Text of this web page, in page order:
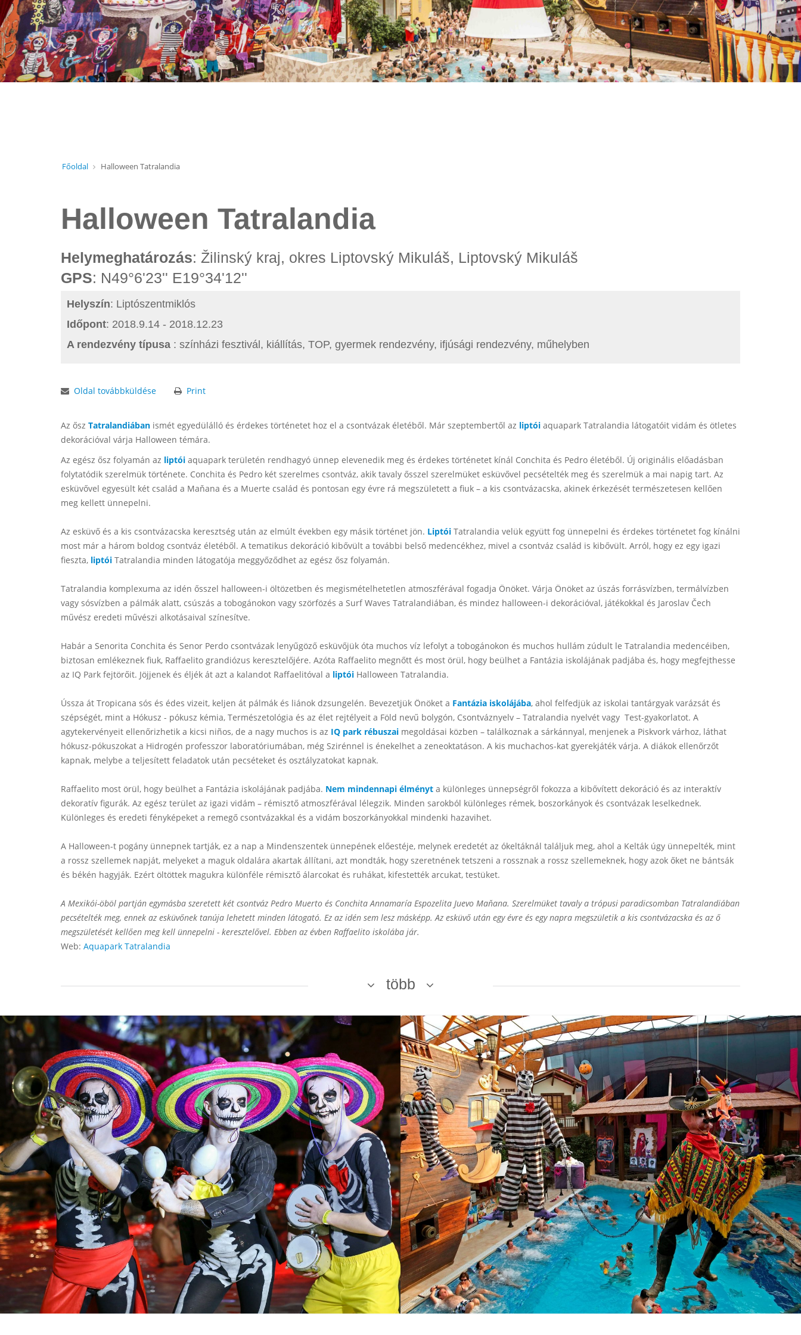
Főoldal Halloween Tatralandia
Halloween Tatralandia
Helymeghatározás: Žilinský kraj, okres Liptovský Mikuláš, Liptovský Mikuláš
GPS: N49°6'23'' E19°34'12''
Helyszín: Liptószentmiklós
Időpont: 2018.9.14 - 2018.12.23
A rendezvény típusa : színházi fesztivál, kiállítás, TOP, gyermek rendezvény, ifjúsági rendezvény, műhelyben
Oldal továbbküldése Print
Az ősz Tatralandiában ismét egyedülálló és érdekes történetet hoz el a csontvázak életéből. Már szeptembertől az liptói aquapark Tatralandia látogatóit vidám és ötletes
dekorációval várja Halloween témára.
Az egész ősz folyamán az liptói aquapark területén rendhagyó ünnep elevenedik meg és érdekes történetet kínál Conchita és Pedro életéből. Új originális előadásban
folytatódik szerelmük története. Conchita és Pedro két szerelmes csontváz, akik tavaly ősszel szerelmüket esküvővel pecsételték meg és szerelmük a mai napig tart. Az
esküvővel egyesült két család a Maňana és a Muerte család és pontosan egy évre rá megszületett a fiuk – a kis csontvázacska, akinek érkezését természetesen kellően
meg kellett ünnepelni.
Az esküvő és a kis csontvázacska keresztség után az elmúlt években egy másik történet jön. Liptói Tatralandia velük együtt fog ünnepelni és érdekes történetet fog kínálni
most már a három boldog csontváz életéből. A tematikus dekoráció kibővült a további belső medencékhez, mivel a csontváz család is kibővült. Arról, hogy ez egy igazi
fieszta, liptói Tatralandia minden látogatója meggyőződhet az egész ősz folyamán.
Tatralandia komplexuma az idén ősszel halloween-i öltözetben és megismételhetetlen atmoszférával fogadja Önöket. Várja Önöket az úszás forrásvízben, termálvízben
vagy sósvízben a pálmák alatt, csúszás a tobogánokon vagy szörfözés a Surf Waves Tatralandiában, és mindez halloween-i dekorációval, játékokkal és Jaroslav Čech
művész eredeti művészi alkotásaival színesítve.
Habár a Senorita Conchita és Senor Perdo csontvázak lenyűgöző esküvőjük óta muchos víz lefolyt a tobogánokon és muchos hullám zúdult le Tatralandia medencéiben,
biztosan emlékeznek fiuk, Raffaelito grandiózus keresztelőjére. Azóta Raffaelito megnőtt és most örül, hogy beülhet a Fantázia iskolájának padjába és, hogy megfejthesse
az IQ Park fejtörőit. Jöjjenek és éljék át azt a kalandot Raffaelitóval a liptói Halloween Tatralandia.
Ússza át Tropicana sós és édes vizeit, keljen át pálmák és liánok dzsungelén. Bevezetjük Önöket a Fantázia iskolájába, ahol felfedjük az iskolai tantárgyak varázsát és
szépségét, mint a Hókusz - pókusz kémia, Természetológia és az élet rejtélyeit a Föld nevű bolygón, Csontváznyelv – Tatralandia nyelvét vagy Test-gyakorlatot. A
agytekervényeit ellenőrizhetik a kicsi niños, de a nagy muchos is az IQ park rébuszai megoldásai közben – találkoznak a sárkánnyal, menjenek a Piskvork várhoz, láthat
hókusz-pókuszokat a Hidrogén professzor laboratóriumában, még Szirénnel is énekelhet a zeneoktatáson. A kis muchachos-kat gyerekjáték várja. A diákok ellenőrzőt
kapnak, melybe a teljesített feladatok után pecséteket és osztályzatokat kapnak.
Raffaelito most örül, hogy beülhet a Fantázia iskolájának padjába. Nem mindennapi élményt a különleges ünnepségről fokozza a kibővített dekoráció és az interaktív
dekoratív figurák. Az egész terület az igazi vidám – rémisztő atmoszférával lélegzik. Minden sarokból különleges rémek, boszorkányok és csontvázak leselkednek.
Különleges és eredeti fényképeket a remegő csontvázakkal és a vidám boszorkányokkal mindenki hazavihet.
A Halloween-t pogány ünnepnek tartják, ez a nap a Mindenszentek ünnepének előestéje, melynek eredetét az ókeltáknál találjuk meg, ahol a Kelták úgy ünnepelték, mint
a rossz szellemek napját, melyeket a maguk oldalára akartak állítani, azt mondták, hogy szeretnének tetszeni a rossznak a rossz szellemeknek, hogy azok őket ne bántsák
és békén hagyják. Ezért öltöttek magukra különféle rémisztő álarcokat és ruhákat, kifestették arcukat, testüket.
A Mexikói-öböl partján egymásba szeretett két csontváz Pedro Muerto és Conchita Annamaría Espozelita Juevo Maňana. Szerelmüket tavaly a trópusi paradicsomban Tatralandiában
pecsételték meg, ennek az esküvőnek tanúja lehetett minden látogató. Ez az idén sem lesz másképp. Az esküvő után egy évre és egy napra megszületik a kis csontvázacska és az ő
megszületését kellően meg kell ünnepelni - keresztelővel. Ebben az évben Raffaelito iskolába jár.
Web: Aquapark Tatralandia
több